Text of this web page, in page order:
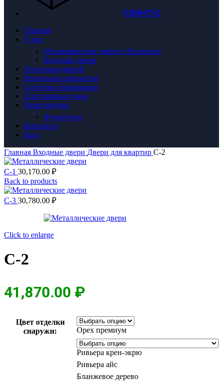
ПЛИНТУС
Главная
О нас
Межкомнатные двери в Воронеже
Входные двери
Установка дверей
Напольные покрытия
Системы открывания
Пластиковые окна
Перегородки
Фурнитура
Контакты
Блог
Главная Входные двери Двери для квартир С-2
С-1 30,170.00 ₽
Back to products
С-3 30,780.00 ₽
Click to enlarge
С-2
41,870.00 ₽
Цвет отделки
снаружи:
Орех премиум
Ривьера крен-экрю
Ривьера айс
Бланжевое дерево